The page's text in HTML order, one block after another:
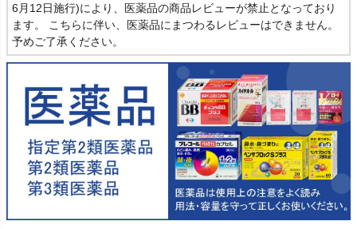
6月12日施行)により、医薬品の商品レビューが禁止となっており
ます。 こちらに伴い、医薬品にまつわるレビューはできません。
予めご了承ください。